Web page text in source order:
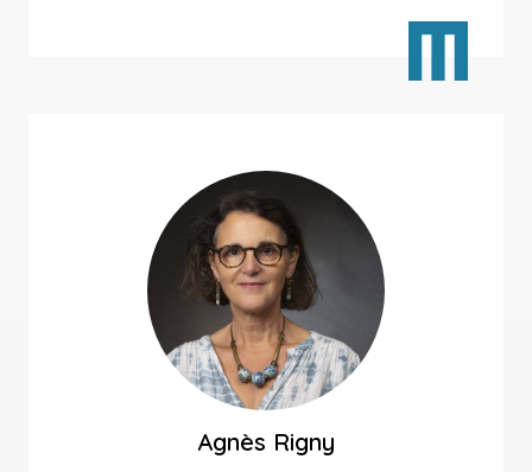
Agnès Rigny